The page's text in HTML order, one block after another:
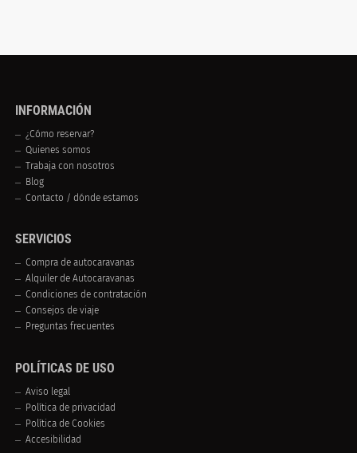
INFORMACIÓN
¿Cómo reservar?
Quienes somos
Trabaja con nosotros
Blog
Contacto / dónde estamos
SERVICIOS
Compra de autocaravanas
Alquiler de Autocaravanas
Condiciones de contratación
Consejos de viaje
Preguntas frecuentes
POLÍTICAS DE USO
Aviso legal
Política de privacidad
Política de Cookies
Accesibilidad